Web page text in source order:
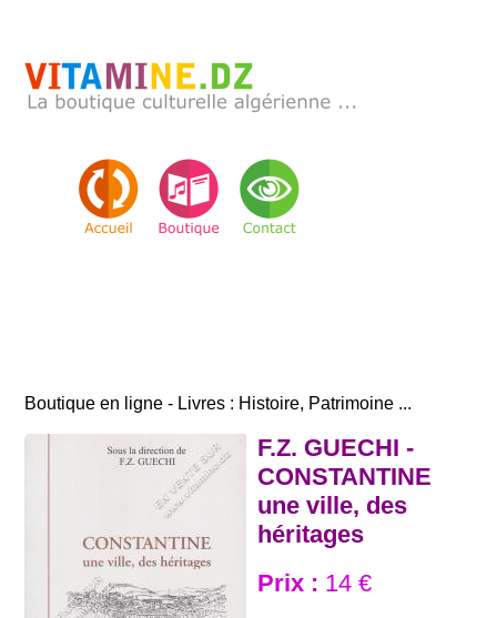
Boutique en ligne - Livres : Histoire, Patrimoine ...
F.Z. GUECHI -
CONSTANTINE
une ville, des
héritages
Prix : 14 €